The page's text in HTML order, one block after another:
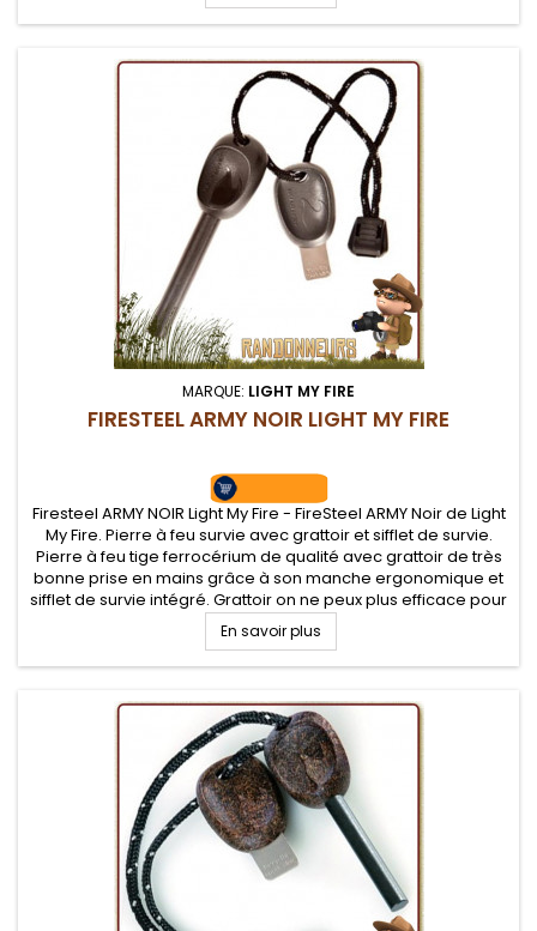
MARQUE: LIGHT MY FIRE
FIRESTEEL ARMY NOIR LIGHT MY FIRE
Firesteel ARMY NOIR Light My Fire - FireSteel ARMY Noir de Light
My Fire. Pierre à feu survie avec grattoir et sifflet de survie.
Pierre à feu tige ferrocérium de qualité avec grattoir de très
bonne prise en mains grâce à son manche ergonomique et
sifflet de survie intégré. Grattoir on ne peux plus efficace pour
de belles gerbes d'étincelles.
En savoir plus